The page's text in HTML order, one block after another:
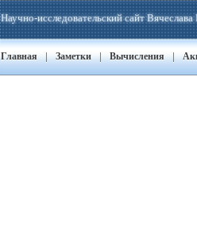
Научно-исследовательский сайт
Главная | Заметки | Вычисления |